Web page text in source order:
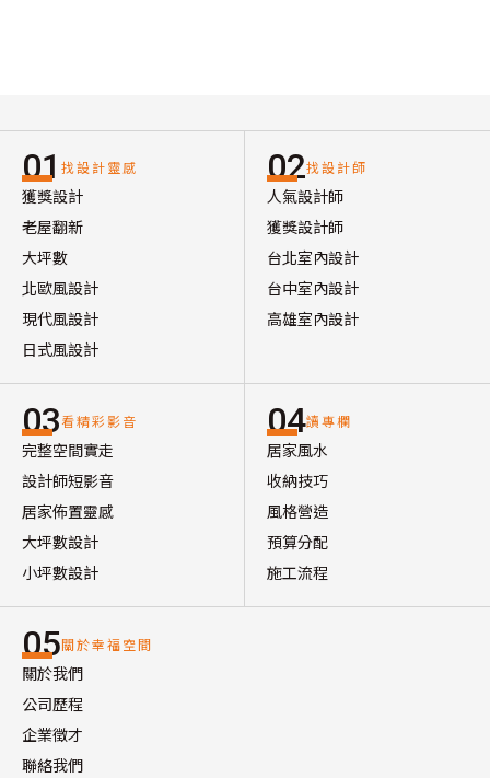
01 找設計靈感
獲獎設計
老屋翻新
大坪數
北歐風設計
現代風設計
日式風設計
02找設計師
人氣設計師
獲獎設計師
台北室內設計
台中室內設計
高雄室內設計
03看精彩影音
完整空間實走
設計師短影音
居家佈置靈感
大坪數設計
小坪數設計
04讀專欄
居家風水
收納技巧
風格營造
預算分配
施工流程
05關於幸福空間
關於我們
公司歷程
企業徵才
聯絡我們